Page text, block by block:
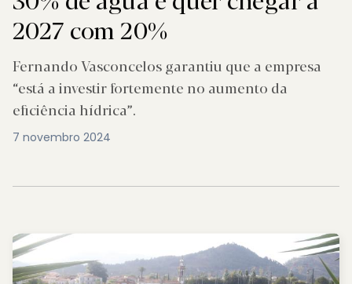
2027 com 20%
Fernando Vasconcelos garantiu que a empresa
“está a investir fortemente no aumento da
eficiência hídrica”.
7 novembro 2024